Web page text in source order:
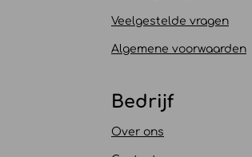
Veelgestelde vragen
Algemene voorwaarden
Bedrijf
Over ons